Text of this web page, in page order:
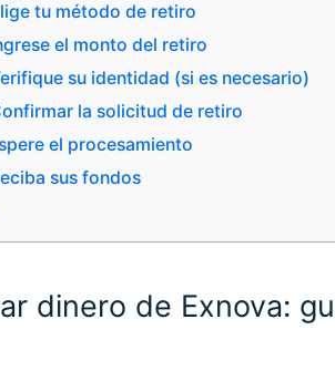
tu método de retiro
el monto del retiro
su identidad (si es necesario)
la solicitud de retiro
el procesamiento
sus fondos
dinero de Exnova: